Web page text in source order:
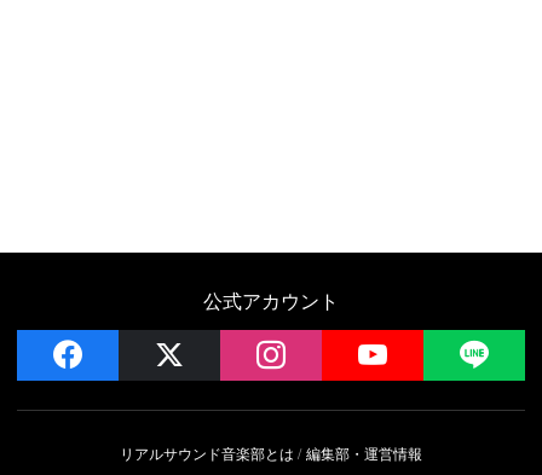
公式アカウント
facebook instagram YouTube
リアルサウンド音楽部とは 編集部・運営情報